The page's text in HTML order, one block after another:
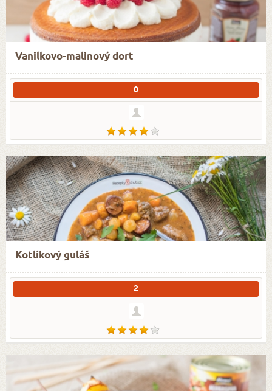
Vanilkovo-malinový dort
0
Kotlíkový guláš
2